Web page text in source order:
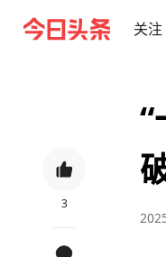
关注
3